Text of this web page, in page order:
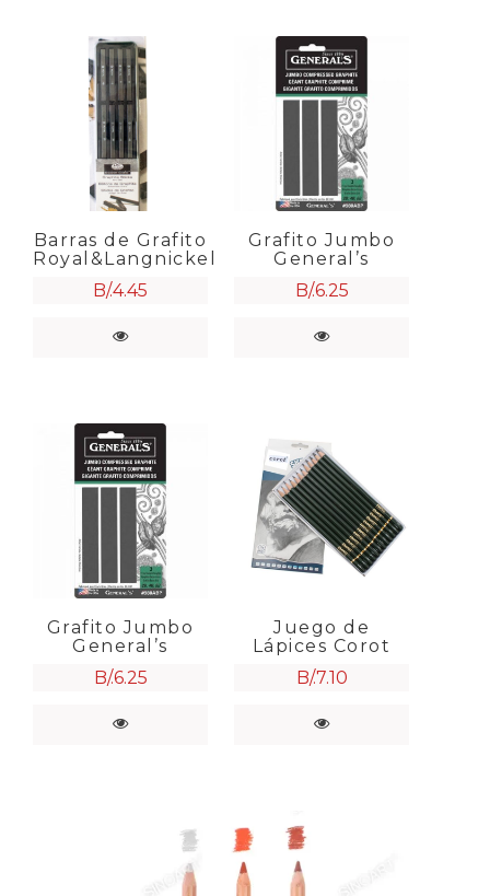
Barras de Grafito
Royal&Langnickel
B/.4.45
Grafito Jumbo
General’s
B/.6.25
Grafito Jumbo
General’s
B/.6.25
Juego de
Lápices Corot
B/.7.10